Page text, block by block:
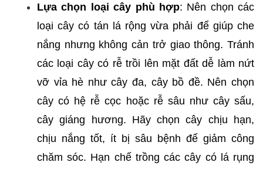
Lựa chọn loại cây phù hợp: Nên chọn các
loại cây có tán lá rộng vừa phải để giúp che
nắng nhưng không cản trở giao thông. Tránh
các loại cây có rễ trồi lên mặt đất dễ làm nứt
vỡ vỉa hè như cây đa, cây bồ đề. Nên chọn
cây có hệ rễ cọc hoặc rễ sâu như cây sấu,
cây giáng hương. Hãy chọn cây chịu hạn,
chịu nắng tốt, ít bị sâu bệnh để giảm công
chăm sóc. Hạn chế trồng các cây có lá rụng